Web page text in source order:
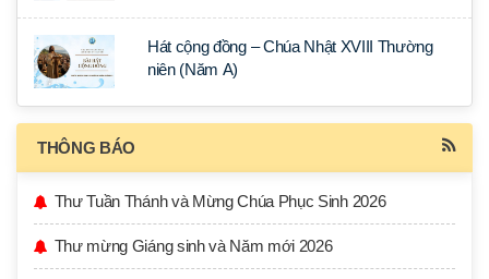
Hát cộng đồng – Chúa Nhật XVIII Thường
niên (Năm A)
THÔNG BÁO
Thư Tuần Thánh và Mừng Chúa Phục Sinh 2026
Thư mừng Giáng sinh và Năm mới 2026